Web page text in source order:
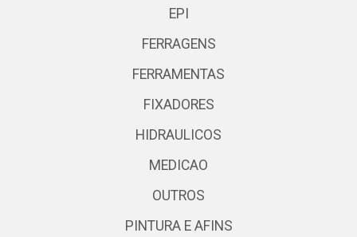
EPI
FERRAGENS
FERRAMENTAS
FIXADORES
HIDRAULICOS
MEDICAO
OUTROS
PINTURA E AFINS